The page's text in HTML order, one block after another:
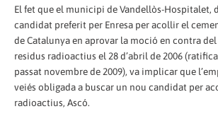
El fet que el municipi de Vandellòs-Hospitalet,
candidat preferit per Enresa per acollir el
de Catalunya en aprovar la moció en contra
residus radioactius el 28 d’abril de 2006
passat novembre de 2009), va implicar que
veiés obligada a buscar un nou candidat per
radioactius, Ascó.